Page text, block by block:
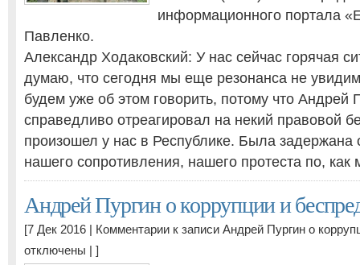
информационного портала
Павленко.
Александр Ходаковский: У нас сейчас горячая
думаю, что сегодня мы еще резонанса не
будем уже об этом говорить, потому что Андрей
справедливо отреагировал на некий правовой
произошел у нас в Республике. Была задержана
нашего сопротивления, нашего протеста по,
Андрей Пургин о коррупции и
[7 Дек 2016 | Комментарии к записи Андрей Пургин о
отключены | ]